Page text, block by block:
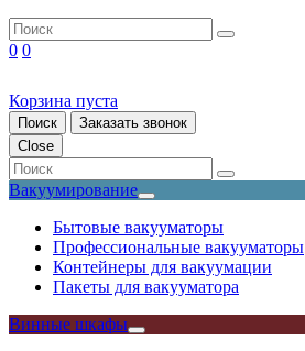
0 0
Корзина пуста
Поиск
Заказать звонок
Close
Вакуумирование
Бытовые вакууматоры
Профессиональные вакууматоры
Контейнеры для вакуумации
Пакеты для вакууматора
Винные шкафы